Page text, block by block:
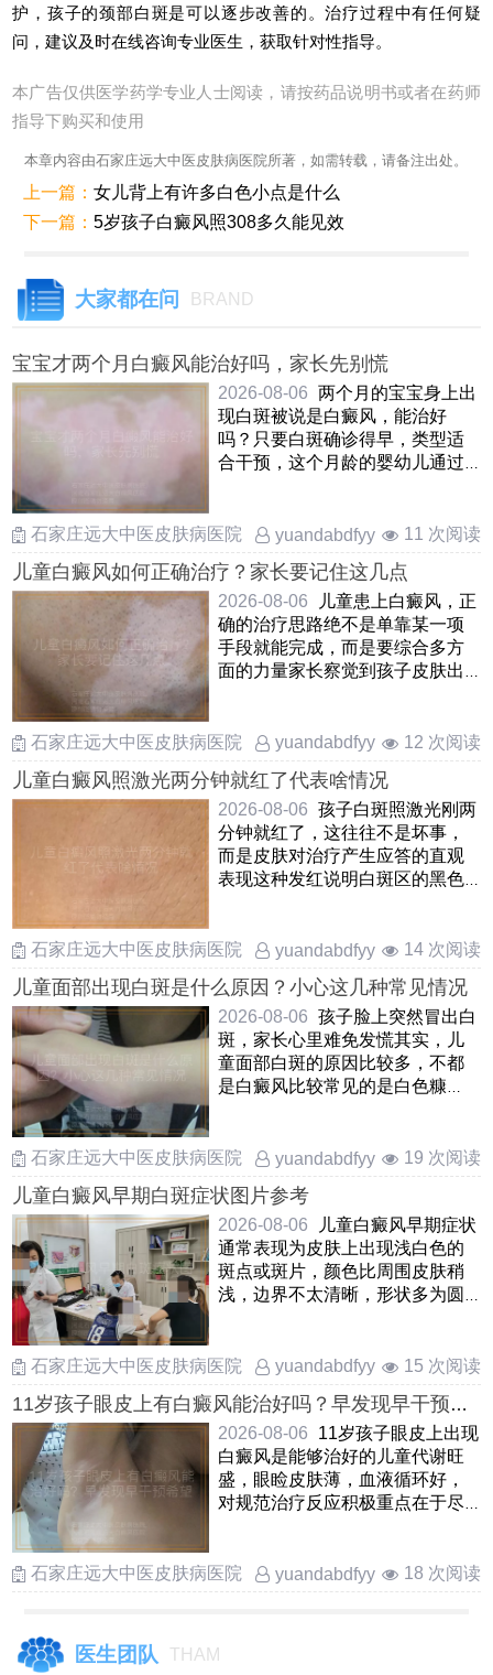
护，孩子的颈部白斑是可以逐步改善的。治疗过程中有任何疑
问，建议及时在线咨询专业医生，获取针对性指导。
本广告仅供医学药学专业人士阅读，请按药品说明书或者在药师
指导下购买和使用
本章内容由石家庄远大中医皮肤病医院所著，如需转载，请备注出处。
上一篇：女儿背上有许多白色小点是什么
下一篇：5岁孩子白癜风照308多久能见效
大家都在问 BRAND
宝宝才两个月白癜风能治好吗，家长先别慌
2026-08-06 两个月的宝宝身上出
现白斑被说是白癜风，能治好
吗？只要白斑确诊得早，类型适
合干预，这个月龄的婴幼儿通过
石家庄远大中医皮肤病医院
yuandabdfyy 11 次阅读
儿童白癜风如何正确治疗？家长要记住这几点
2026-08-06
儿童患上白癜风，正
确的治疗思路绝不是单靠某一项
手段就能完成，而是要综合多方
面的力量家长察觉到孩子皮肤出
石家庄远大中医皮肤病医院
yuandabdfyy 12 次阅读
儿童白癜风照激光两分钟就红了代表啥情况
2026-08-06 孩子白斑照激光刚两
分钟就红了，这往往不是坏事，
而是皮肤对治疗产生应答的直观
表现这种发红说明白斑区的黑色
石家庄远大中医皮肤病医院 yuandabdfyy 14 次阅读
儿童面部出现白斑是什么原因？小心这几种常见情况
2026-08-06 孩子脸上突然冒出白
斑，家长心里难免发慌其实，儿
童面部白斑的原因比较多，不都
是白癜风比较常见的是白色糠
石家庄远大中医皮肤病医院
yuandabdfyy 19 次阅读
儿童白癜风早期白斑症状图片参考
2026-08-06
儿童白癜风早期症状
通常表现为皮肤上出现浅白色的
斑点或斑片，颜色比周围皮肤稍
浅，边界不太清晰，形状多为圆
石家庄远大中医皮肤病医院 yuandabdfyy 15 次阅读
11岁孩子眼皮上有白癜风能治好吗？早发现早干预希
望大
2026-08-06
11岁孩子眼皮上出现
白癜风是能够治好的儿童代谢旺
盛，眼睑皮肤薄，血液循环好，
对规范治疗反应积极重点在于尽
石家庄远大中医皮肤病医院
yuandabdfyy 18 次阅读
医生团队 THAM